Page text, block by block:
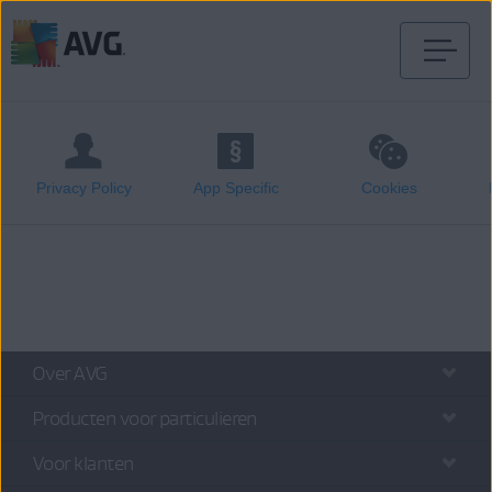
Privacy Policy App Specific Cookies
Over AVG
Producten voor particulieren
Voor klanten